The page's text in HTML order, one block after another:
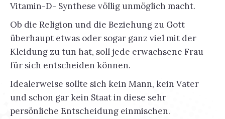
Vitamin-D- Synthese völlig unmöglich macht.
Ob die Religion und die Beziehung zu Gott
überhaupt etwas oder sogar ganz viel mit der
Kleidung zu tun hat, soll jede erwachsene Frau
für sich entscheiden können.
Idealerweise sollte sich kein Mann, kein Vater
und schon gar kein Staat in diese sehr
persönliche Entscheidung einmischen.